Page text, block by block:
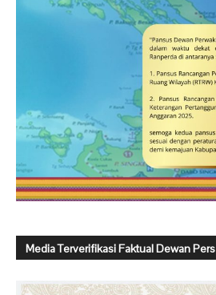
Media Terverifikasi Faktual Dewan Pers